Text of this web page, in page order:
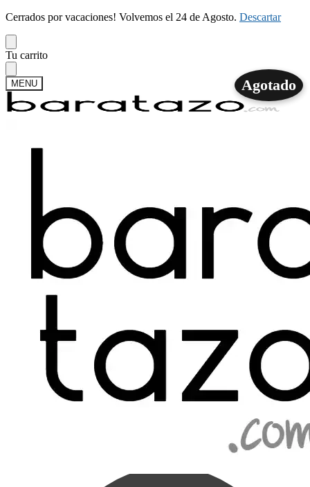
Cerrados por vacaciones! Volvemos el 24 de Agosto. Descartar
Skip
to
navigation
Skip
to
content
Tu carrito
MENU
Mi cuenta
Agotado